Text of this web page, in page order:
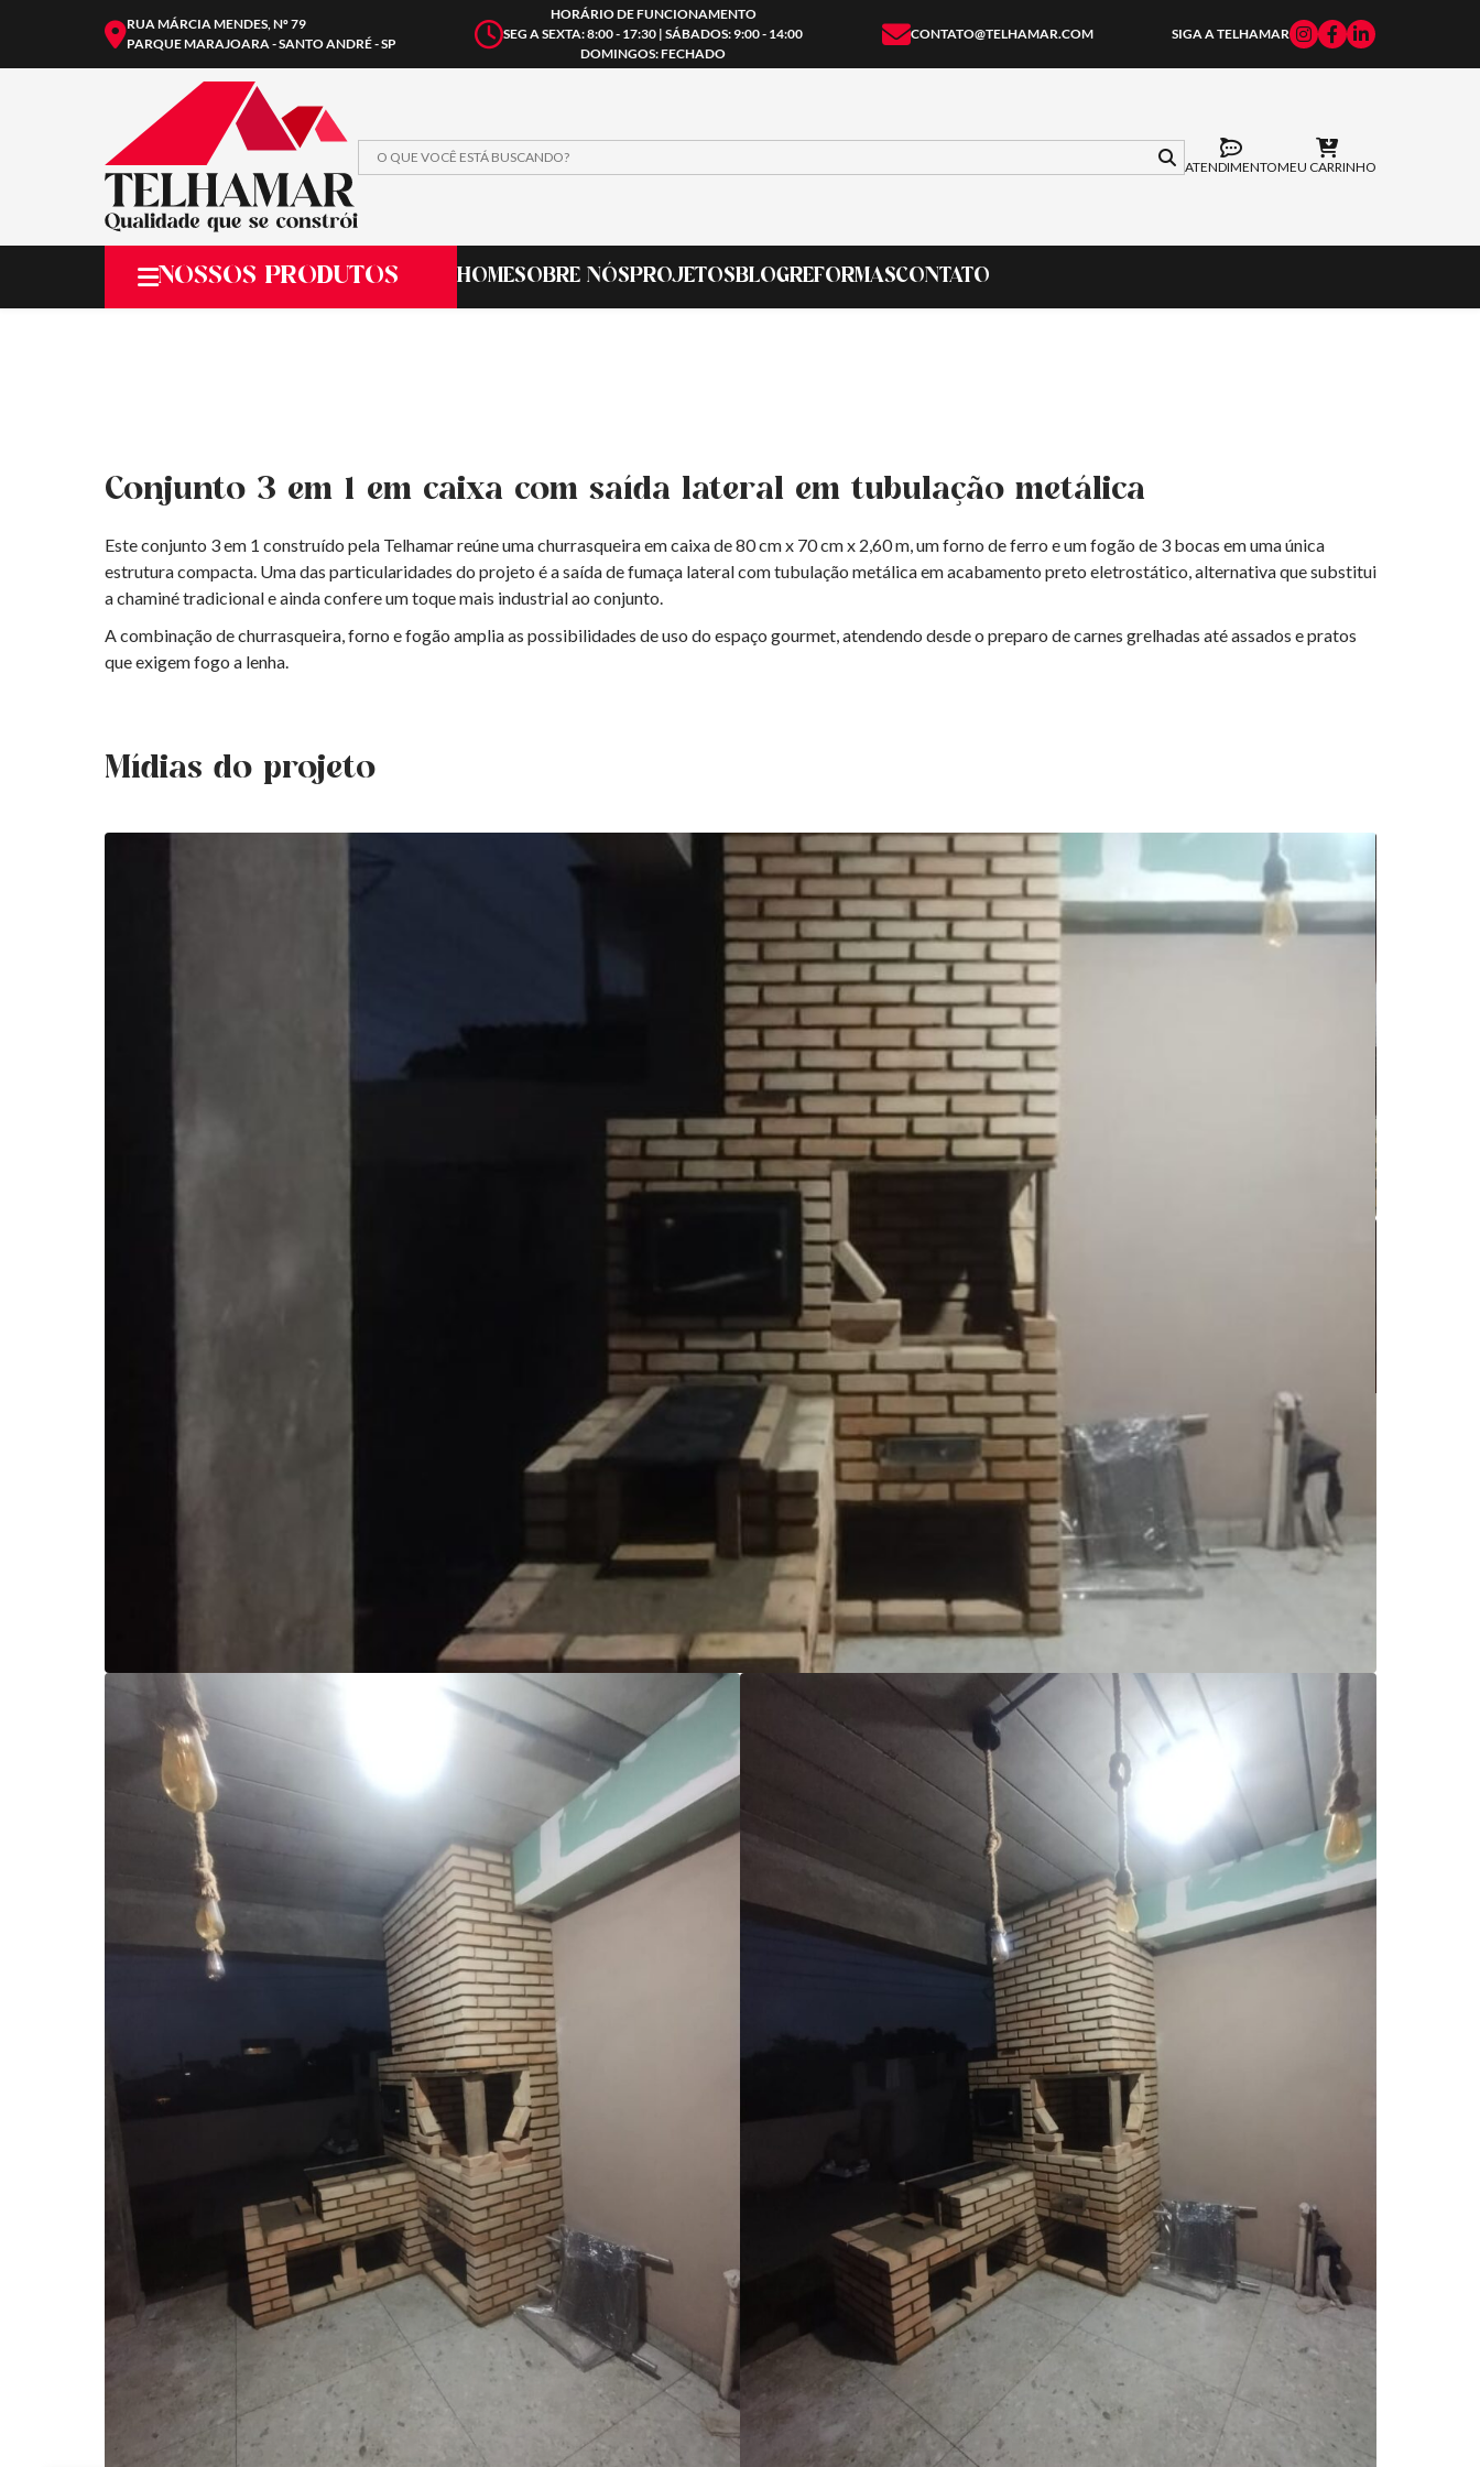
RUA MÁRCIA MENDES, Nº 79
PARQUE MARAJOARA - SANTO ANDRÉ - SP
HORÁRIO DE FUNCIONAMENTO
SEG A SEXTA: 8:00 - 17:30 | SÁBADOS: 9:00 - 14:00
DOMINGOS: FECHADO
CONTATO@TELHAMAR.COM SIGA A TELHAMAR
ATENDIMENTOMEU CARRINHO
NOSSOS PRODUTOS HOMESOBRE NÓSPROJETOSBLOGREFORMASCONTATO
Conjunto 3 em 1 em caixa com saída lateral em tubulação metálica
Este conjunto 3 em 1 construído pela Telhamar reúne uma churrasqueira em caixa de 80 cm x 70 cm x 2,60 m, um forno de ferro e um fogão de 3 bocas em uma única
estrutura compacta. Uma das particularidades do projeto é a saída de fumaça lateral com tubulação metálica em acabamento preto eletrostático, alternativa que substitui
a chaminé tradicional e ainda confere um toque mais industrial ao conjunto.
A combinação de churrasqueira, forno e fogão amplia as possibilidades de uso do espaço gourmet, atendendo desde o preparo de carnes grelhadas até assados e pratos
que exigem fogo a lenha.
Mídias do projeto